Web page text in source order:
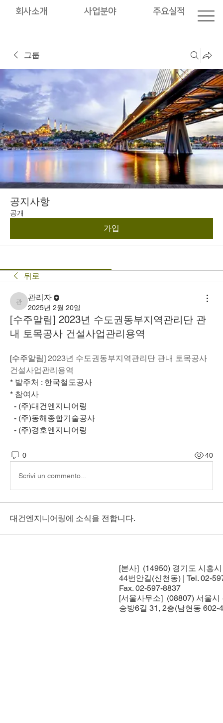
회사소개 사업분야 주요실적
그룹
공지사항
공개
가입
뒤로
관리자
관리자
2025년 2월 20일
[수주알림] 2023년 수도권동부지역관리단 관
내 토목공사 건설사업관리용역
[수주알림] 2023년 수도권동부지역관리단 관내 토목공사
건설사업관리용역
* 발주처 : 한국철도공사
* 참여사
- (주)대건엔지니어링
- (주)동해종합기술공사
- (주)경호엔지니어링
0 40
Scrivi un commento...
대건엔지니어링에 소식을 전합니다.
[본사] (14950) 경기도 시흥
44번안길(신천동) | Tel. 02-
Fax. 02-597-8837
[서울사무소] (08807) 서울시
승방6길 31, 2층(남현동 602-